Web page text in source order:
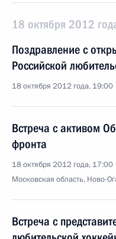
18 октября 2012
Поздравление с
Российской
18 октября 2012 года, 19:00
Встреча с активом
фронта
18 октября 2012 года, 17:00
Московская область, Ново-
Встреча с